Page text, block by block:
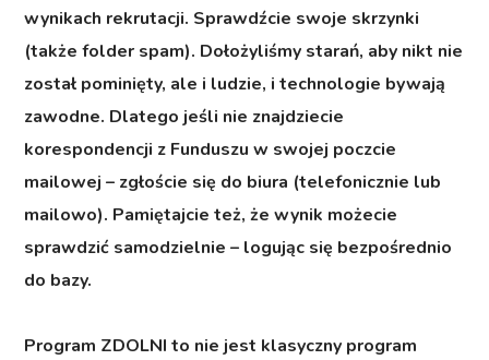
wynikach rekrutacji. Sprawdźcie swoje skrzynki
(także folder spam). Dołożyliśmy starań, aby nikt nie
został pominięty, ale i ludzie, i technologie bywają
zawodne. Dlatego jeśli nie znajdziecie
korespondencji z Funduszu w swojej poczcie
mailowej – zgłoście się do biura (telefonicznie lub
mailowo). Pamiętajcie też, że wynik możecie
sprawdzić samodzielnie – logując się bezpośrednio
do bazy.
Program ZDOLNI to nie jest klasyczny program